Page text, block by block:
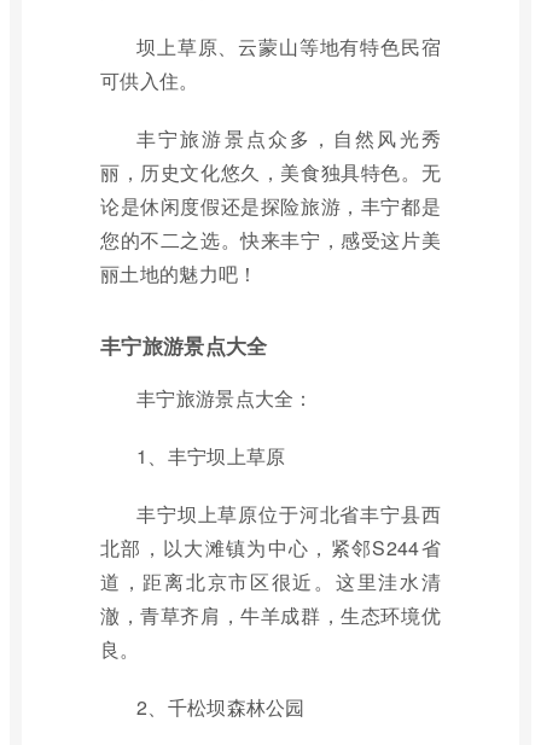
坝上草原、云蒙山等地有特色民宿
可供入住。
丰宁旅游景点众多，自然风光秀
丽，历史文化悠久，美食独具特色。无
论是休闲度假还是探险旅游，丰宁都是
您的不二之选。快来丰宁，感受这片美
丽土地的魅力吧！
丰宁旅游景点大全
丰宁旅游景点大全：
1、丰宁坝上草原
丰宁坝上草原位于河北省丰宁县西
北部，以大滩镇为中心，紧邻S244省
道，距离北京市区很近。这里洼水清
澈，青草齐肩，牛羊成群，生态环境优
良。
2、千松坝森林公园